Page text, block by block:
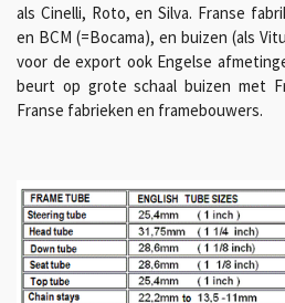
als Cinelli, Roto, en Silva. Franse
en BCM (=Bocama), en buizen (als
voor de export ook Engelse
beurt op grote schaal buizen met
Franse fabrieken en framebouwers.